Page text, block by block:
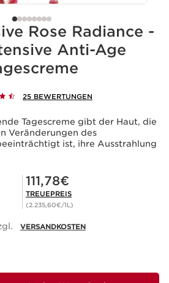
Rose Radiance -
Anti-Age
25 BEWERTUNGEN
Tagescreme gibt der Haut, die
Veränderungen des
ist, ihre Ausstrahlung
Mitgliederpreis 111,78€
111,78€
TREUEPREIS
(2.235,60€/1L)
VERSANDKOSTEN